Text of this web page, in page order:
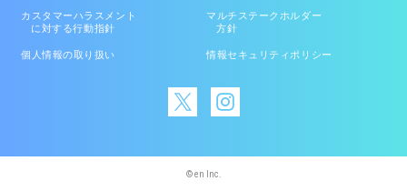
カスタマーハラスメント
に対する行動指針
マルチステークホルダー
方針
個人情報の取り扱い 情報セキュリティポリシー
© en Inc.